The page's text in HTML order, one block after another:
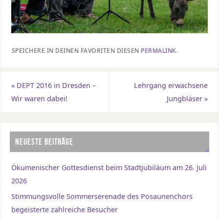
SPEICHERE IN DEINEN FAVORITEN DIESEN PERMALINK.
«DEPT 2016 in Dresden –
Wir waren dabei!
Lehrgang erwachsene
Jungbläser»
NEUESTE BEITRÄGE
Ökumenischer Gottesdienst beim Stadtjubiläum am 26. Juli
2026
Stimmungsvolle Sommerserenade des Posaunenchors
begeisterte zahlreiche Besucher